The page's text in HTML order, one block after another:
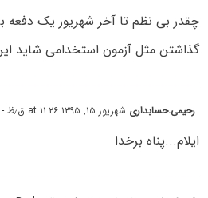
چقدر بی نظم تا آخر شهریور یک دفعه
گذاشتن مثل آزمون استخدامی شاید
رحیمی.حسابداری شهریور ۱۵, ۱۳۹۵ at ۱۱:۲۶ ق٫ظ - Reply
ایلام..‌.پناه برخدا